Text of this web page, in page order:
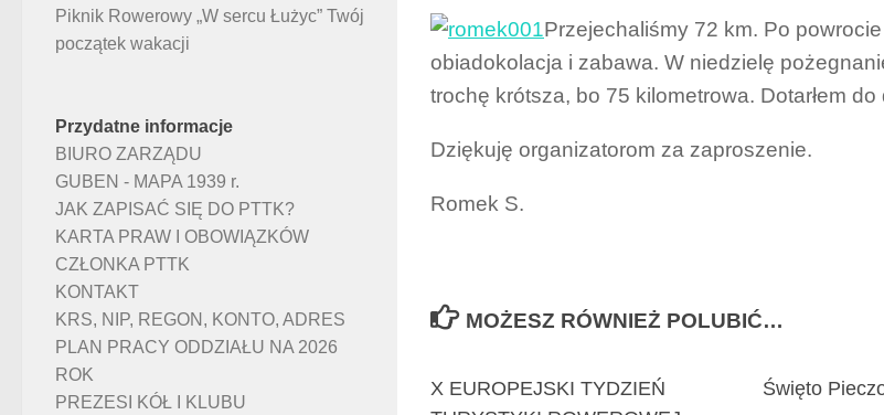
Przejechaliśmy 72 km. Po
obiadokolacja i zabawa. W niedzielę
trochę krótsza, bo 75 kilometrowa. Dotarłem
Dziękuję organizatorom za zaproszenie.
Romek S.
MOŻESZ RÓWNIEŻ POLUBIĆ…
X EUROPEJSKI TYDZIEŃ
Święto
Piknik Rowerowy „W sercu Łużyc” Twój
początek wakacji
Przydatne informacje
BIURO ZARZĄDU
GUBEN - MAPA 1939 r.
JAK ZAPISAĆ SIĘ DO PTTK?
KARTA PRAW I OBOWIĄZKÓW
CZŁONKA PTTK
KONTAKT
KRS, NIP, REGON, KONTO, ADRES
PLAN PRACY ODDZIAŁU NA 2026
ROK
PREZESI KÓŁ I KLUBU